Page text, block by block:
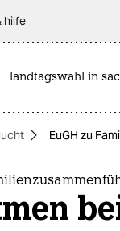
hilfe
landtagswahl in
EuGH zu